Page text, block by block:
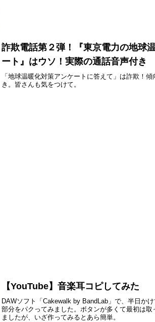
詐欺電話第２弾！『東京電力の地球
ート』はウソ！実際の通話音声付き
「地球温暖化対策アンケートに答えて」は詐欺！
き。皆さんも気をつけて。
【YouTube】音楽耳コピしてみた
DAWソフト「Cakewalk by BandLab」で、半日か
部分をパクってみました。ボタンが多くて最初は
ましたが、いざ作ってみるとあら簡単。